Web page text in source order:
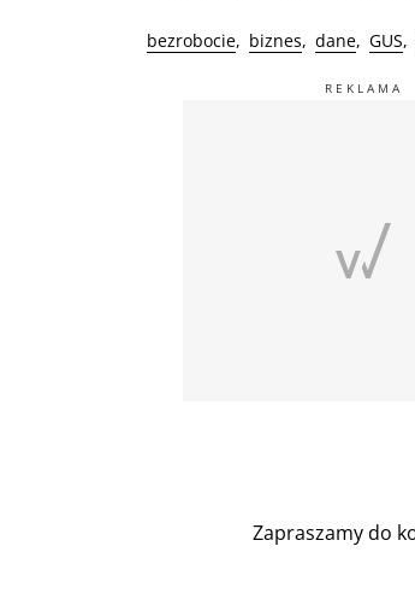
bezrobocie biznes dane GUS
Zapraszamy do